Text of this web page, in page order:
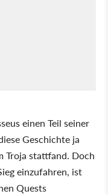
einen Teil seiner
Geschichte ja
Troja stattfand. Doch
einzufahren, ist
Quests